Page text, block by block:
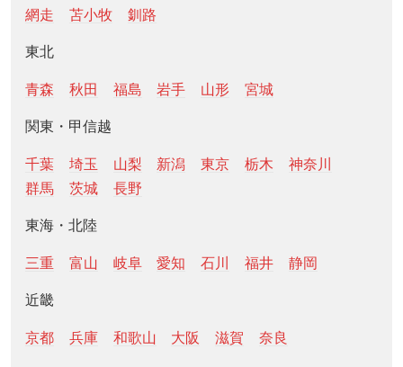
網走
苫小牧 釧路
東北
青森 秋田 福島 岩手 山形 宮城
関東・甲信越
千葉 埼玉 山梨 新潟 東京 栃木
神奈川
群馬
茨城 長野
東海・北陸
三重 富山 岐阜 愛知 石川 福井 静岡
近畿
京都 兵庫 和歌山 大阪 滋賀 奈良